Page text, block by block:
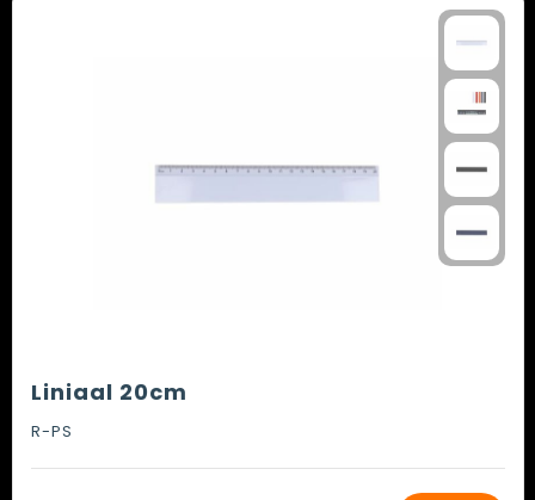
Liniaal 20cm
R-PS